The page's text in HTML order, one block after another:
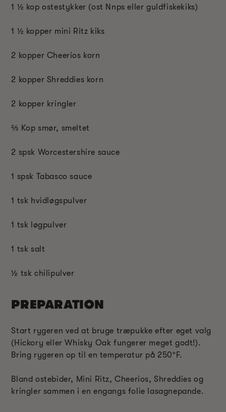
1 ½ kop ostestykker (ost Nnps eller guldfiskekiks)
1 ½ kopper mini Ritz kiks
2 kopper Cheerios korn
2 kopper Shreddies korn
2 kopper kringler
⅔ Kop smør, smeltet
2 spsk Worcestershire sauce
1 spsk Tabasco sauce
1 tsk hvidløgspulver
1 tsk løgpulver
1 tsk salt
½ tsk chilipulver
PREPARATION
Start rygeren ved at bruge træpukke efter eget valg
(Hickory eller Whisky Oak fungerer meget godt!).
Bring rygeren op til en temperatur på 250ºF.
Bland ostebider, Mini Ritz, Cheerios, Shreddies og
kringler sammen i en engangs folie lasagnepande.